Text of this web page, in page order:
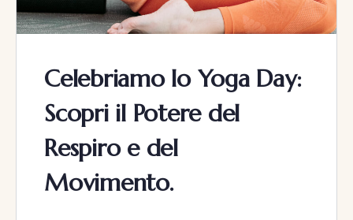
Celebriamo lo Yoga Day:
Scopri il Potere del
Respiro e del
Movimento.